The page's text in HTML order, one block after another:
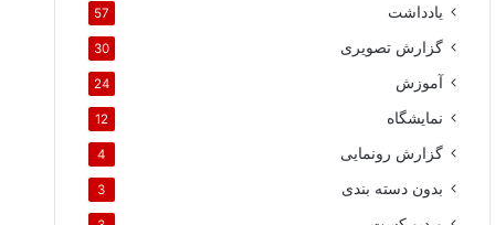
یادداشت 57
گزارش تصویری 30
آموزش 24
نمایشگاه 12
گزارش رونمایی 4
بدون دسته بندی 3